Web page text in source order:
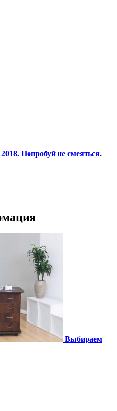
Попробуй не смеяться.
Выбираем